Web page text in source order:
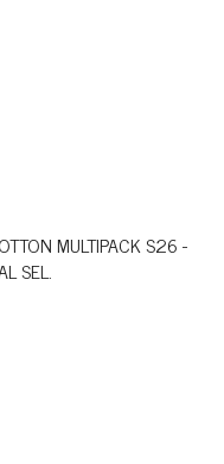
MULTIPACK S26 -
SEL.